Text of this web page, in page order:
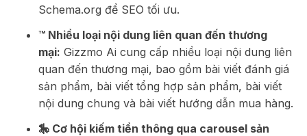
Schema.org để SEO tối ưu.
™️ Nhiều loại nội dung liên quan đến thương
mại: Gizzmo Ai cung cấp nhiều loại nội dung liên
quan đến thương mại, bao gồm bài viết đánh giá
sản phẩm, bài viết tổng hợp sản phẩm, bài viết
nội dung chung và bài viết hướng dẫn mua hàng.
🎠 Cơ hội kiếm tiền thông qua carousel sản